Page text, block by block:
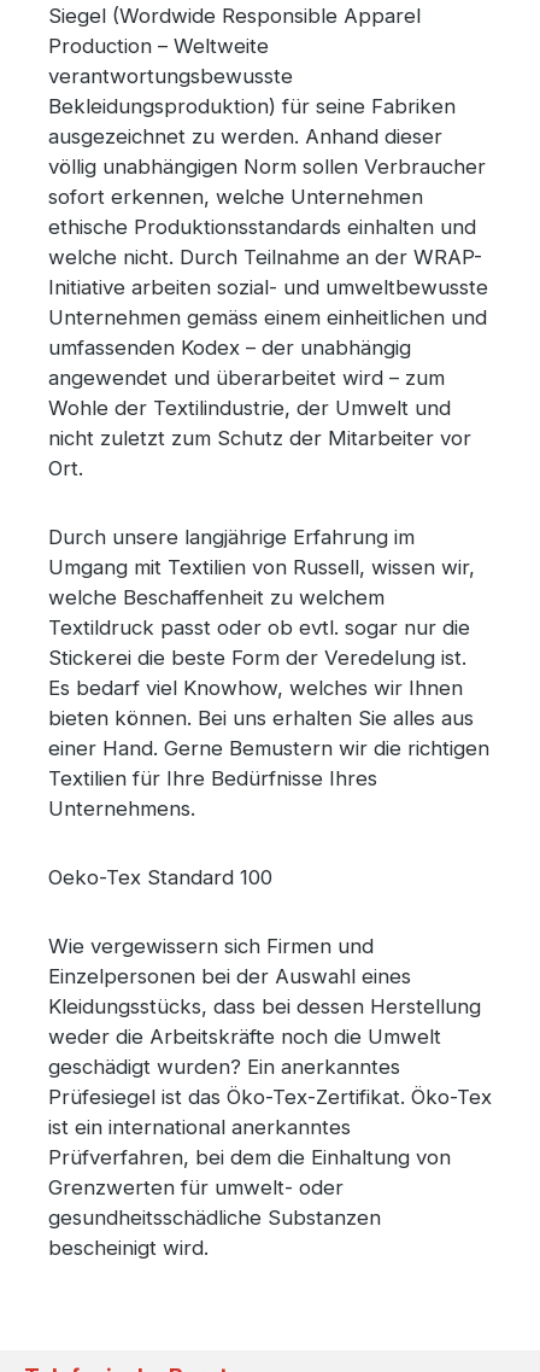
Siegel (Wordwide Responsible Apparel
Production – Weltweite
verantwortungsbewusste
Bekleidungsproduktion) für seine Fabriken
ausgezeichnet zu werden. Anhand dieser
völlig unabhängigen Norm sollen Verbraucher
sofort erkennen, welche Unternehmen
ethische Produktionsstandards einhalten und
welche nicht. Durch Teilnahme an der WRAP-
Initiative arbeiten sozial- und umweltbewusste
Unternehmen gemäss einem einheitlichen und
umfassenden Kodex – der unabhängig
angewendet und überarbeitet wird – zum
Wohle der Textilindustrie, der Umwelt und
nicht zuletzt zum Schutz der Mitarbeiter vor
Ort.
Durch unsere langjährige Erfahrung im
Umgang mit Textilien von Russell, wissen wir,
welche Beschaffenheit zu welchem
Textildruck passt oder ob evtl. sogar nur die
Stickerei die beste Form der Veredelung ist.
Es bedarf viel Knowhow, welches wir Ihnen
bieten können. Bei uns erhalten Sie alles aus
einer Hand. Gerne Bemustern wir die richtigen
Textilien für Ihre Bedürfnisse Ihres
Unternehmens.
Oeko-Tex Standard 100
Wie vergewissern sich Firmen und
Einzelpersonen bei der Auswahl eines
Kleidungsstücks, dass bei dessen Herstellung
weder die Arbeitskräfte noch die Umwelt
geschädigt wurden? Ein anerkanntes
Prüfesiegel ist das Öko-Tex-Zertifikat. Öko-Tex
ist ein international anerkanntes
Prüfverfahren, bei dem die Einhaltung von
Grenzwerten für umwelt- oder
gesundheitsschädliche Substanzen
bescheinigt wird.